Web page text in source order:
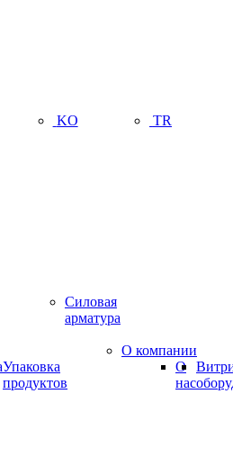
KO TR
Силовая
арматура
Упаковка
продуктов
О компании
О
нас